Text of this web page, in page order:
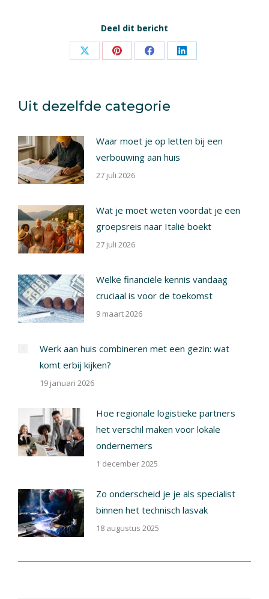
Deel dit bericht
Share Share Share Share
Uit dezelfde categorie
Waar moet je op letten bij een
verbouwing aan huis
27 juli 2026
Wat je moet weten voordat je een
groepsreis naar Italië boekt
27 juli 2026
Welke financiële kennis vandaag
cruciaal is voor de toekomst
9 maart 2026
Werk aan huis combineren met een gezin: wat
komt erbij kijken?
19 januari 2026
Hoe regionale logistieke partners
het verschil maken voor lokale
ondernemers
1 december 2025
Zo onderscheid je je als specialist
binnen het technisch lasvak
18 augustus 2025